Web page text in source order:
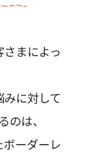
まによっ
に対して
のは、
ーダーレ